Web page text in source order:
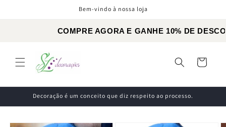
Bem-vindo à nossa loja
COMPRE AGORA E
TODOS OS PRODUTOS
Cart
Decoração é um conceito que diz respeito ao processo.
Skip to